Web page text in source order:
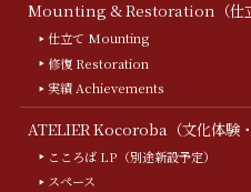
Mounting & Restoration（仕立
仕立て Mounting
修復 Restoration
実績 Achievements
ATELIER Kocoroba（文化体験・
こころば LP（別途新設予定）
スペース